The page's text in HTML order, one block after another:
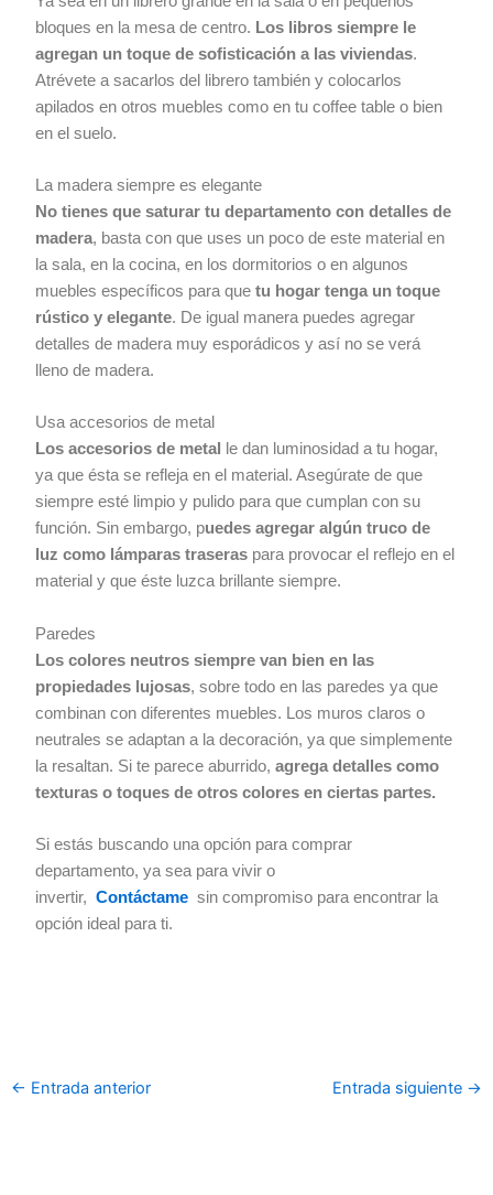
bloques en la mesa de centro. Los libros siempre le
agregan un toque de sofisticación a las viviendas.
Atrévete a sacarlos del librero también y colocarlos
apilados en otros muebles como en tu coffee table o bien
en el suelo.
La madera siempre es elegante
No tienes que saturar tu departamento con detalles de
madera, basta con que uses un poco de este material en
la sala, en la cocina, en los dormitorios o en algunos
muebles específicos para quetu hogar tenga un toque
rústico y elegante. De igual manera puedes agregar
detalles de madera muy esporádicos y así no se verá
lleno de madera.
Usa accesorios de metal
Los accesorios de metal
le dan luminosidad a tu hogar,
ya que ésta se refleja en el material. Asegúrate de que
siempre esté limpio y pulido para que cumplan con su
función. Sin embargo, puedes agregar algún truco de
luz como lámparas traseras para provocar el reflejo en el
material y que éste luzca brillante siempre.
Paredes
Los colores neutros siempre van bien en las
propiedades lujosas, sobre todo en las paredes ya que
combinan con diferentes muebles. Los muros claros o
neutrales se adaptan a la decoración, ya que simplemente
la resaltan. Si te parece aburrido,agrega detalles como
texturas o toques de otros colores en ciertas partes.
Si estás buscando una opción para comprar
departamento, ya sea para vivir o
invertir,Contáctame sin compromiso para encontrar la
opción ideal para ti.
← Entrada anterior Entrada siguiente →